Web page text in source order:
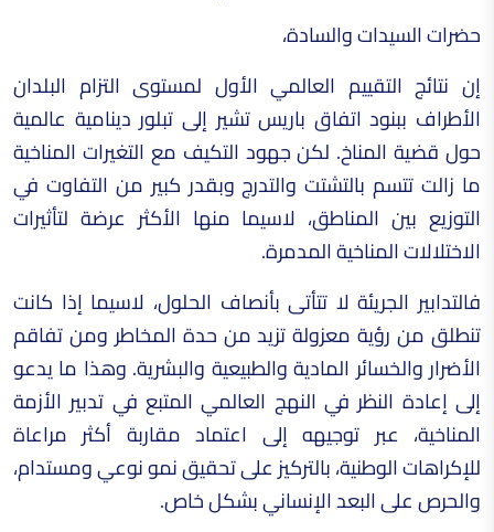
حضرات السيدات والسادة،
إن نتائج التقييم العالمي الأول لمستوى التزام البلدان
الأطراف ببنود اتفاق باريس تشير إلى تبلور دينامية عالمية
حول قضية المناخ. لكن جهود التكيف مع التغيرات المناخية
ما زالت تتسم بالتشتت والتدرج وبقدر كبير من التفاوت في
التوزيع بين المناطق، لاسيما منها الأكثر عرضة لتأثيرات
الاختلالات المناخية المدمرة.
فالتدابير الجريئة لا تتأتى بأنصاف الحلول، لاسيما إذا كانت
تنطلق من رؤية معزولة تزيد من حدة المخاطر ومن تفاقم
الأضرار والخسائر المادية والطبيعية والبشرية. وهذا ما يدعو
إلى إعادة النظر في النهج العالمي المتبع في تدبير الأزمة
المناخية، عبر توجيهه إلى اعتماد مقاربة أكثر مراعاة
للإكراهات الوطنية، بالتركيز على تحقيق نمو نوعي ومستدام،
والحرص على البعد الإنساني بشكل خاص.